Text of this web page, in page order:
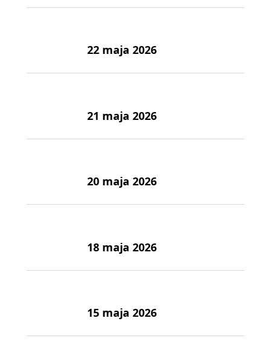
22 maja 2026
21 maja 2026
20 maja 2026
18 maja 2026
15 maja 2026